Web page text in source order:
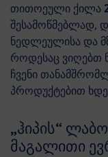
თითოეული ქილა
შესამოწმებლად,
ნედლეულისა და
როდესაც ვიღებთ
ჩვენი
პროდუქტებით
„ჰიპის“
მაგალითი